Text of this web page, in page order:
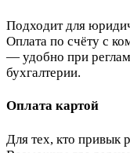
Подходит для
Оплата по счёту с
— удобно при
бухгалтерии.
Оплата картой
Для тех, кто привык